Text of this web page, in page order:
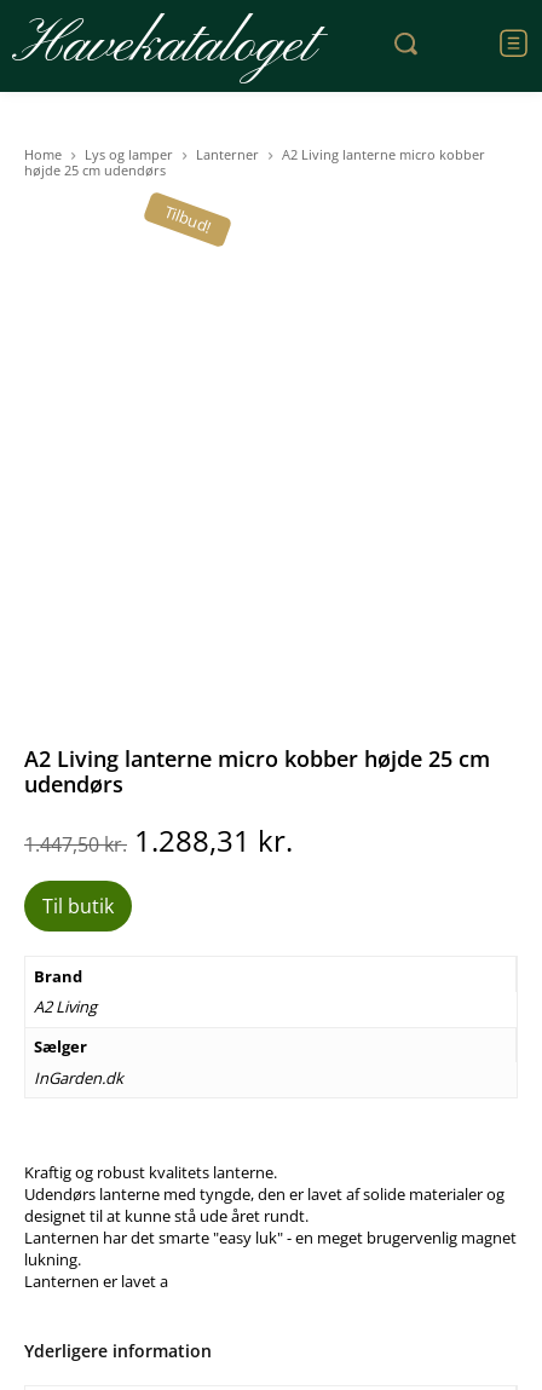
Havekataloget
Home Lys og lamper Lanterner
A2 Living lanterne micro kobber
højde 25 cm udendørs
Tilbud!
A2 Living lanterne micro kobber højde 25 cm
udendørs
1.447,50kr. Den
oprindelige
1.288,31 kr.
Til butik
Brand
A2 Living
Sælger
InGarden.dk
Kraftig og robust kvalitets lanterne.
Udendørs lanterne med tyngde, den er lavet af solide materialer og
designet til at kunne stå ude året rundt.
Lanternen har det smarte "easy luk" - en meget brugervenlig magnet
lukning.
Lanternen er lavet a
Yderligere information